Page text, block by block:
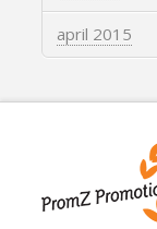
april 2015